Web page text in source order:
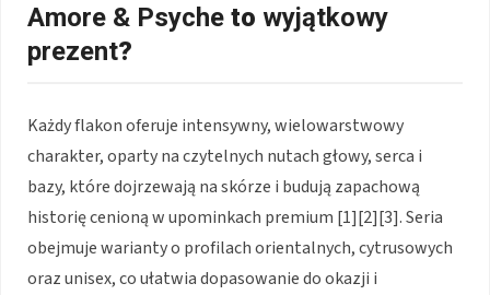
Amore & Psyche to wyjątkowy
prezent?
Każdy flakon oferuje intensywny, wielowarstwowy
charakter, oparty na czytelnych nutach głowy, serca i
bazy, które dojrzewają na skórze i budują zapachową
historię cenioną w upominkach premium [1][2][3]. Seria
obejmuje warianty o profilach orientalnych, cytrusowych
oraz unisex, co ułatwia dopasowanie do okazji i